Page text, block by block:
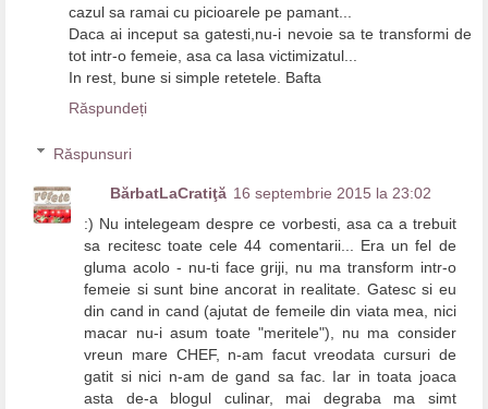
cazul sa ramai cu picioarele pe pamant...
Daca ai inceput sa gatesti,nu-i nevoie sa te transformi de
tot intr-o femeie, asa ca lasa victimizatul...
In rest, bune si simple retetele. Bafta
Răspundeți
Răspunsuri
BărbatLaCratiţă 16 septembrie 2015 la 23:02
:) Nu intelegeam despre ce vorbesti, asa ca a trebuit
sa recitesc toate cele 44 comentarii... Era un fel de
gluma acolo - nu-ti face griji, nu ma transform intr-o
femeie si sunt bine ancorat in realitate. Gatesc si eu
din cand in cand (ajutat de femeile din viata mea, nici
macar nu-i asum toate "meritele"), nu ma consider
vreun mare CHEF, n-am facut vreodata cursuri de
gatit si nici n-am de gand sa fac. Iar in toata joaca
asta de-a blogul culinar, mai degraba ma simt